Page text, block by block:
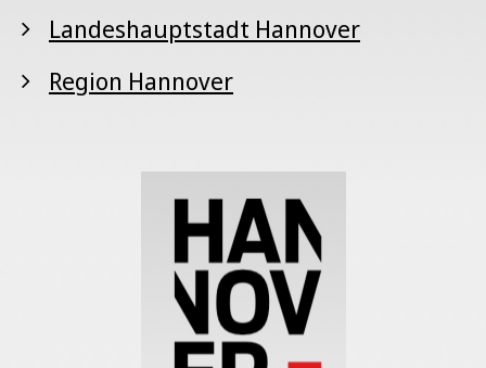
Landeshauptstadt Hannover
Region Hannover